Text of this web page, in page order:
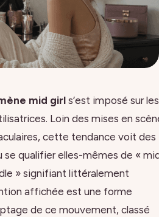
mid girl s’est imposé sur les
Loin des mises en
cette tendance voit des
qualifier elles-mêmes de «
» signifiant littéralement
affichée est une forme
de ce mouvement, classé